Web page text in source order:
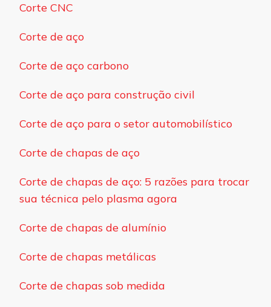
Corte CNC
Corte de aço
Corte de aço carbono
Corte de aço para construção civil
Corte de aço para o setor automobilístico
Corte de chapas de aço
Corte de chapas de aço: 5 razões para trocar
sua técnica pelo plasma agora
Corte de chapas de alumínio
Corte de chapas metálicas
Corte de chapas sob medida